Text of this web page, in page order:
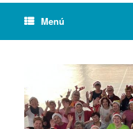
Menú